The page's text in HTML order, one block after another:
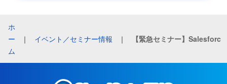
ホ
ー
ム
｜ イベント／セミナー情報 ｜